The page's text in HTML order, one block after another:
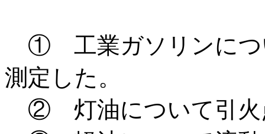
① 工業ガソリンにつ
測定した。
② 灯油について引火